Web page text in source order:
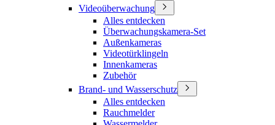
Videoüberwachung
Alles entdecken
Überwachungskamera-Set
Außenkameras
Videotürklingeln
Innenkameras
Zubehör
Brand- und Wasserschutz
Alles entdecken
Rauchmelder